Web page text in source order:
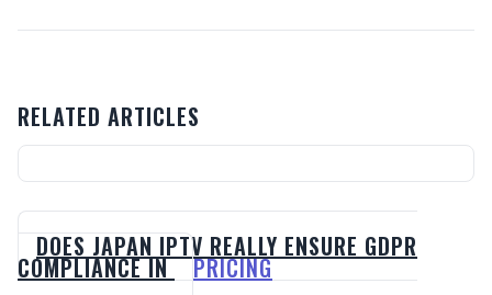
RELATED ARTICLES
DOES JAPAN IPTV REALLY ENSURE GDPR
COMPLIANCE IN PRICING